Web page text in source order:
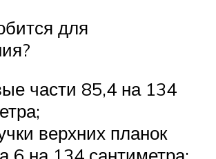
для
части 85,4 на 134
верхних планок